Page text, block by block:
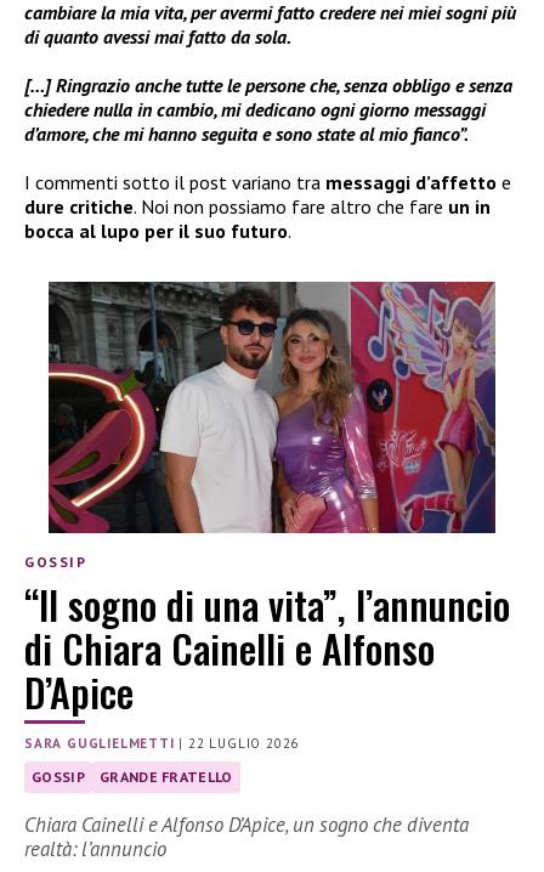
cambiare la mia vita, per avermi fatto credere nei miei sogni più
di quanto avessi mai fatto da sola.
[…] Ringrazio anche tutte le persone che, senza obbligo e senza
chiedere nulla in cambio, mi dedicano ogni giorno messaggi
d’amore, che mi hanno seguita e sono state al mio fianco”.
I commenti sotto il post variano tra messaggi d’affetto e
dure critiche. Noi non possiamo fare altro che fare un in
bocca al lupo per il suo futuro.
GOSSIP
“Il sogno di una vita”, l’annuncio
di Chiara Cainelli e Alfonso
D’Apice
SARA GUGLIELMETTI | 22 LUGLIO 2026
GOSSIP GRANDE FRATELLO
Chiara Cainelli e Alfonso D’Apice, un sogno che diventa
realtà: l’annuncio